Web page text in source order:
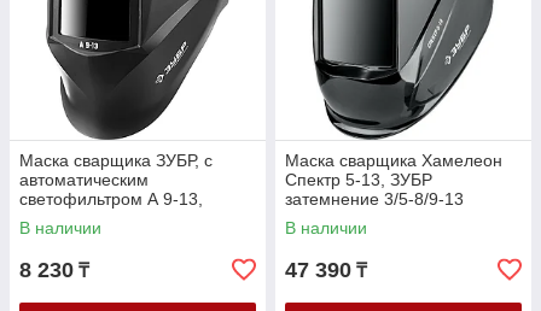
Маска сварщика ЗУБР, с
автоматическим
светофильтром А 9-13,
затемнение 4/9-13, серия
"Профессионал" (11076)
В наличии
8 230 ₸
Маска сварщика Хамелеон
Спектр 5-13, ЗУБР
затемнение 3/5-8/9-13
(11069_z01)
В наличии
47 390 ₸